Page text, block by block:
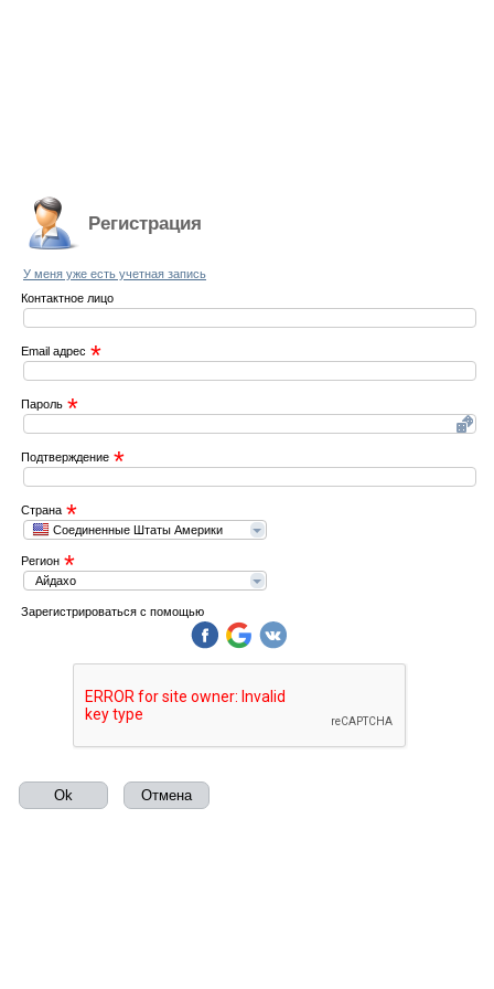
Регистрация
У меня уже есть учетная запись
Контактное лицо
Email адрес *
Пароль *
Подтверждение *
Страна *
Соединенные Штаты Америки
Регион *
Айдахо
Зарегистрироваться с помощью